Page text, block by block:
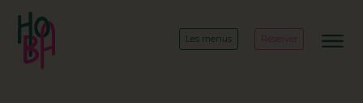
Les menus Réserver